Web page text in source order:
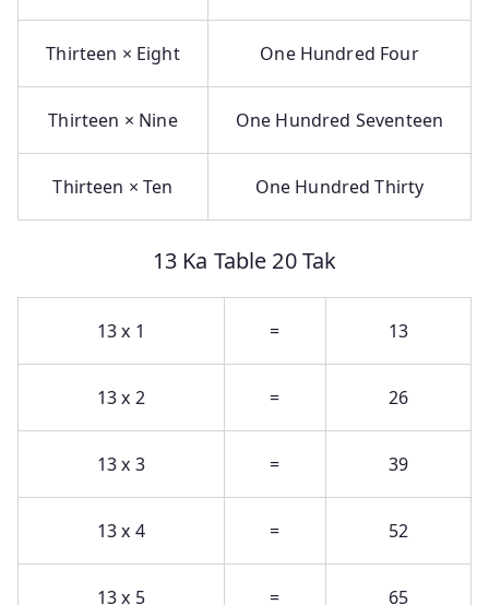
Thirteen × Eight One Hundred Four
Thirteen × Nine One Hundred Seventeen
Thirteen × Ten One Hundred Thirty
13 Ka Table 20 Tak
13 x 1 = 13
13 x 2 = 26
13 x 3 = 39
13 x 4 = 52
13 x 5 = 65